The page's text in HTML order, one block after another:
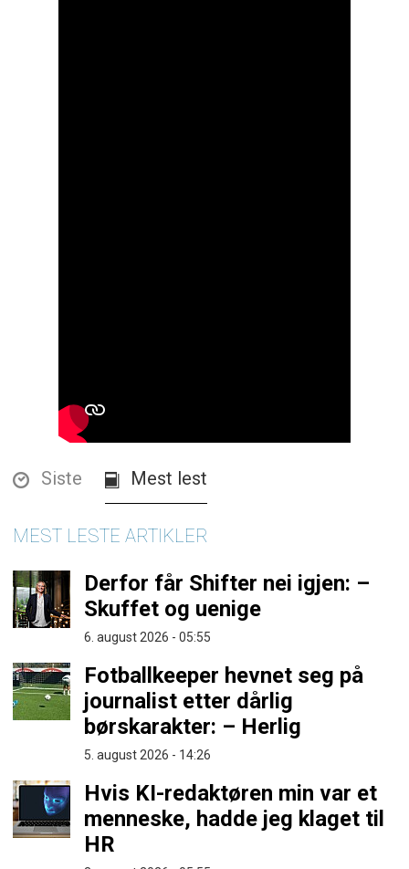
Siste Mest lest
MEST LESTE ARTIKLER
Derfor får Shifter nei igjen: –
Skuffet og uenige
6. august 2026 - 05:55
Fotballkeeper hevnet seg på
journalist etter dårlig
børskarakter: – Herlig
5. august 2026 - 14:26
Hvis KI-redaktøren min var et
menneske, hadde jeg klaget til
HR